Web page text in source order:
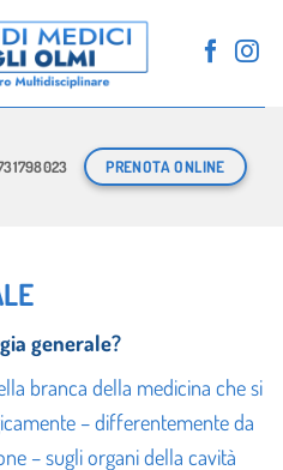
PRENOTA ONLINE
generale?
branca della medicina che si
– differentemente da
– sugli organi della cavità